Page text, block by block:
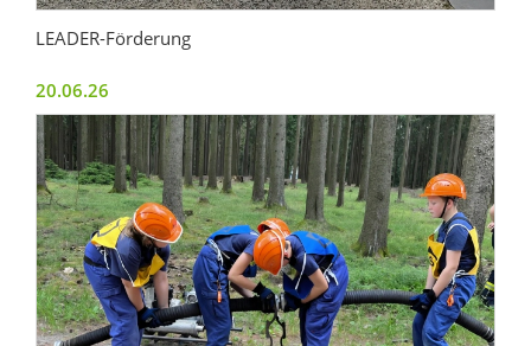
LEADER-Förderung
20.06.26